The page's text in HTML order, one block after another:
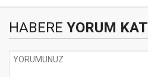
HABERE YORUM KAT